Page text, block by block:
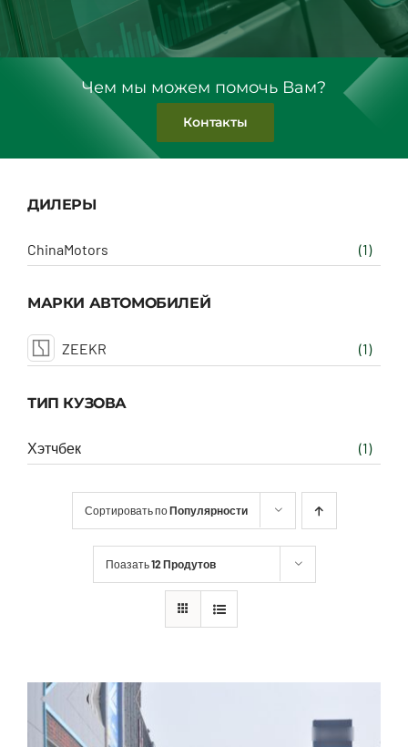
Чем мы можем помочь Вам?
Контакты
ДИЛЕРЫ
ChinaMotors (1)
МАРКИ АВТОМОБИЛЕЙ
ZEEKR (1)
ТИП КУЗОВА
Хэтчбек (1)
Сортировать поПопулярности
Поазать12 Продутов